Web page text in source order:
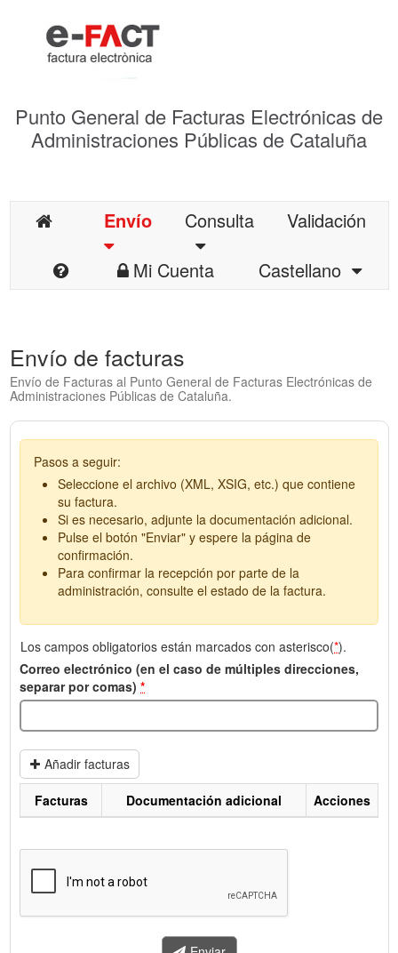
Punto General de Facturas Electrónicas de
Administraciones Públicas de Cataluña
Envío Consulta
Validación
Mi Cuenta
Castellano
Envío de facturas
Envío de Facturas al Punto General de Facturas Electrónicas de
Administraciones Públicas de Cataluña.
Pasos a seguir:
Seleccione el archivo (XML, XSIG, etc.) que contiene
su factura.
Si es necesario, adjunte la documentación adicional.
Pulse el botón "Enviar" y espere la página de
confirmación.
Para confirmar la recepción por parte de la
administración, consulte el estado de la factura.
Los campos obligatorios están marcados con asterisco(*).
Correo electrónico (en el caso de múltiples direcciones,
separar por comas) *
Añadir facturas
enviar.
Facturas Documentación adicional Acciones